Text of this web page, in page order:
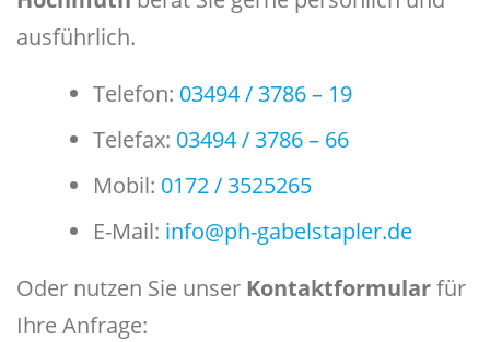
ausführlich.
Telefon: 03494 / 3786 – 19
Telefax: 03494 / 3786 – 66
Mobil: 0172 / 3525265
E-Mail: info@ph-gabelstapler.de
Oder nutzen Sie unser Kontaktformularfür
Ihre Anfrage: